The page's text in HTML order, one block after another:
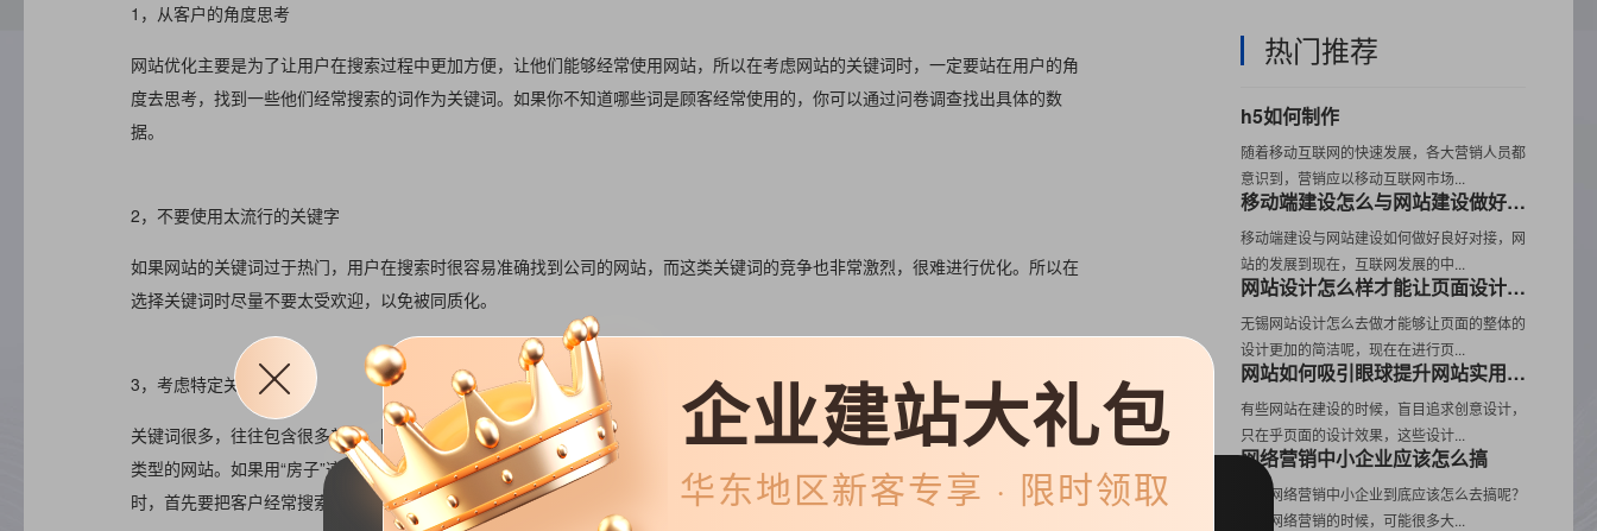
1，从客户的角度思考
网站优化主要是为了让用户在搜索过程中更加方便，让他们能够经常使用网站，所以在考虑网站的关键词时，一定要站在用户的角
度去思考，找到一些他们经常搜索的词作为关键词。如果你不知道哪些词是顾客经常使用的，你可以通过问卷调查找出具体的数
据。
2，不要使用太流行的关键字
如果网站的关键词过于热门，用户在搜索时很容易准确找到公司的网站，而这类关键词的竞争也非常激烈，很难进行优化。所以在
选择关键词时尽量不要太受欢迎，以免被同质化。
3，考虑特定关键字
关键词很多，往往包含很多部分。因此，在选择关键字时，一定要将关键字细化为每个将出现的单词。例如，该网站是一个“房子”
类型的网站。如果用“房子”这个词作为网站的关键词，很容易让用户混淆别墅、平房等细节词。因此，在对特定关键字进行优化
时，首先要把客户经常搜索到的词收集起来，添加到特定关键字中，这样客户在搜索时就可以更容易地找到自己想要的内容。
热门推荐
h5如何制作
随着移动互联网的快速发展，各大营销人员都
意识到，营销应以移动互联网市场...
移动端建设怎么与网站建设做好良好对接
移动端建设与网站建设如何做好良好对接，网
站的发展到现在，互联网发展的中...
网站设计怎么样才能让页面设计更简洁
无锡网站设计怎么去做才能够让页面的整体的
设计更加的简洁呢，现在在进行页...
网站如何吸引眼球提升网站实用性三要素
有些网站在建设的时候，盲目追求创意设计，
只在乎页面的设计效果，这些设计...
网络营销中小企业应该怎么搞
无锡网络营销中小企业到底应该怎么去搞呢？
在做网络营销的时候，可能很多大...
企业建站大礼包
华东地区新客专享 · 限时领取